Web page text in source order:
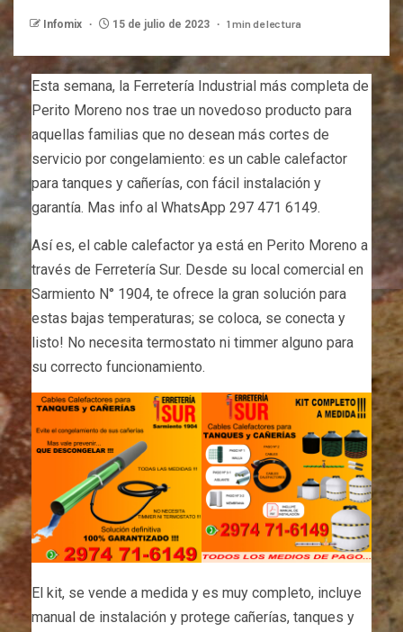
Infomix 15 de julio de 2023 1 min de lectura
Esta semana, la Ferretería Industrial más completa de
Perito Moreno nos trae un novedoso producto para
aquellas familias que no desean más cortes de
servicio por congelamiento: es un cable calefactor
para tanques y cañerías, con fácil instalación y
garantía. Mas info al WhatsApp 297 471 6149.
Así es, el cable calefactor ya está en Perito Moreno a
través de Ferretería Sur. Desde su local comercial en
Sarmiento N° 1904, te ofrece la gran solución para
estas bajas temperaturas; se coloca, se conecta y
listo! No necesita termostato ni timmer alguno para
su correcto funcionamiento.
El kit, se vende a medida y es muy completo, incluye
manual de instalación y protege cañerías, tanques y